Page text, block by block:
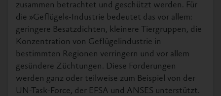
zusammen betrachtet und geschützt werden. Für
die »Geflügel«-Industrie bedeutet das vor allem:
geringere Besatzdichten, kleinere Tiergruppen, die
Konzentration von Geflügelindustrie in
bestimmten Regionen verringern und vor allem
gesündere Züchtungen. Diese Forderungen
werden ganz oder teilweise zum Beispiel von der
UN-Task-Force, der EFSA und ANSES unterstützt.